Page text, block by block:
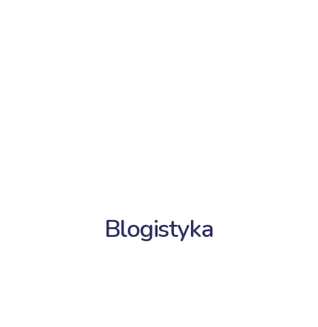
Blogistyka